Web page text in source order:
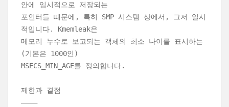
안에 임시적으로 저장되는
포인터들 때문에, 특히 SMP 시스템 상에서, 그저 일시
적입니다. Kmemleak은
메모리 누수로 보고되는 객체의 최소 나이를 표시하는
(기본은 1000인)
MSECS_MIN_AGE를 정의합니다.
제한과 결점
———–